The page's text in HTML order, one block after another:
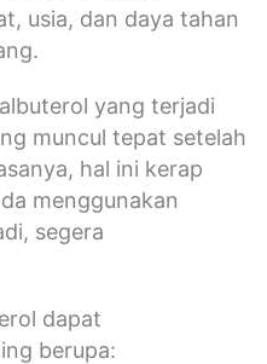
usia, dan daya tahan
yang terjadi
muncul tepat setelah
hal ini kerap
menggunakan
segera
dapat
berupa: